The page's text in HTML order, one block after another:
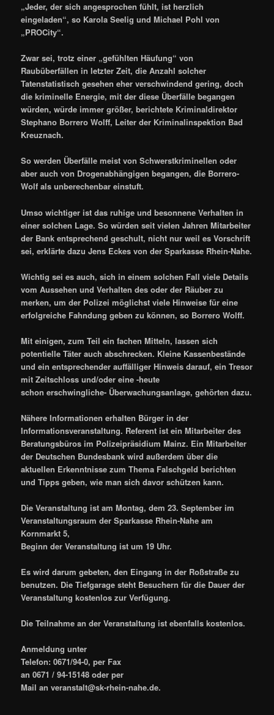
„Jeder, der sich angesprochen fühlt, ist herzlich
eingeladen“, so Karola Seelig und Michael Pohl von
„PROCity“.
Zwar sei, trotz einer „gefühlten Häufung“ von
Raubüberfällen in letzter Zeit, die Anzahl solcher
Tatenstatistisch gesehen eher verschwindend gering, doch
die kriminelle Energie, mit der diese Überfälle begangen
würden, würde immer größer, berichtete Kriminaldirektor
Stephano Borrero Wolff, Leiter der Kriminalinspektion Bad
Kreuznach.
So werden Überfälle meist von Schwerstkriminellen oder
aber auch von Drogenabhängigen begangen, die Borrero-
Wolf als unberechenbar einstuft.
Umso wichtiger ist das ruhige und besonnene Verhalten in
einer solchen Lage. So würden seit vielen Jahren Mitarbeiter
der Bank entsprechend geschult, nicht nur weil es Vorschrift
sei, erklärte dazu Jens Eckes von der Sparkasse Rhein-Nahe.
Wichtig sei es auch, sich in einem solchen Fall viele Details
vom Aussehen und Verhalten des oder der Räuber zu
merken, um der Polizei möglichst viele Hinweise für eine
erfolgreiche Fahndung geben zu können, so Borrero Wolff.
Mit einigen, zum Teil ein fachen Mitteln, lassen sich
potentielle Täter auch abschrecken. Kleine Kassenbestände
und ein entsprechender auffälliger Hinweis darauf, ein Tresor
mit Zeitschloss und/oder eine -heute
schon erschwingliche- Überwachungsanlage, gehörten dazu.
Nähere Informationen erhalten Bürger in der
Informationsveranstaltung. Referent ist ein Mitarbeiter des
Beratungsbüros im Polizeipräsidium Mainz. Ein Mitarbeiter
der Deutschen Bundesbank wird außerdem über die
aktuellen Erkenntnisse zum Thema Falschgeld berichten
und Tipps geben, wie man sich davor schützen kann.
Die Veranstaltung ist am Montag, dem 23. September im
Veranstaltungsraum der Sparkasse Rhein-Nahe am
Kornmarkt 5,
Beginn der Veranstaltung ist um 19 Uhr.
Es wird darum gebeten, den Eingang in der Roßstraße zu
benutzen. Die Tiefgarage steht Besuchern für die Dauer der
Veranstaltung kostenlos zur Verfügung.
Die Teilnahme an der Veranstaltung ist ebenfalls kostenlos.
Anmeldung unter
Telefon: 0671/94-0, per Fax
an 0671 / 94-15148 oder per
Mail an veranstalt@sk-rhein-nahe.de.